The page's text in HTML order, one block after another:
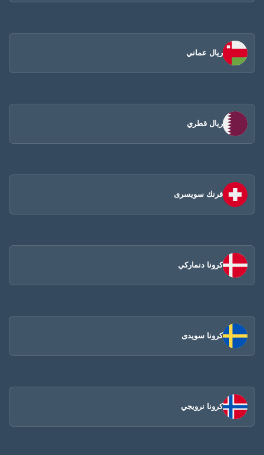
ريال عماني
ريال قطري
فرنك سويسرى
كرونا دنماركي
كرونا سويدى
كرونا نرويجي